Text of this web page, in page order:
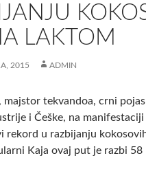
LAKTOM
2015 ADMIN
majstor tekvandoa, crni
i Češke, na
rekord u razbijanju
Kaja ovaj put je razbi 58